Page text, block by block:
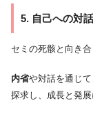
5. 自己への対
セミの死骸と向き
内省や対話を通じ
探求し、成長と発